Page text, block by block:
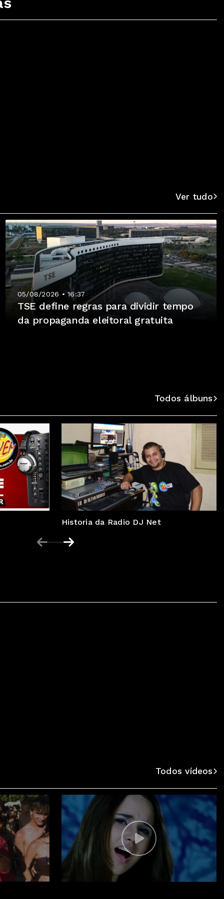
Ver tudo
05/08/2026 • 16:37
TSE define regras para dividir tempo
da propaganda eleitoral gratuita
05/09/2025 • 18:19
quero mandar um abraço pro Galiza. é Top o
Todos álbuns
Historia da Radio DJ Net
Todos vídeos